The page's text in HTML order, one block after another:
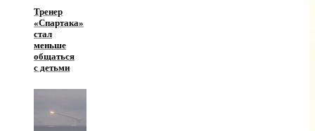
Тренер
«Спартака»
стал
меньше
общаться
с детьми